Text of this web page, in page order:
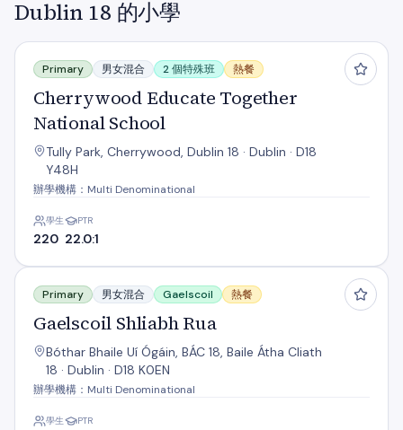
Dublin 18 的小學
Cherrywood Educate Together National School
Primary 男女混合 2 個特殊班 熱餐
Cherrywood Educate Together
National School
Tully Park, Cherrywood, Dublin 18 · Dublin · D18
Y48H
辦學機構：Multi Denominational
學生
220
PTR
22.0:1
Gaelscoil Shliabh Rua
Primary 男女混合 Gaelscoil 熱餐
Gaelscoil Shliabh Rua
Bóthar Bhaile Uí Ógáin, BÁC 18, Baile Átha Cliath
18 · Dublin · D18 K0EN
辦學機構：Multi Denominational
學生 PTR